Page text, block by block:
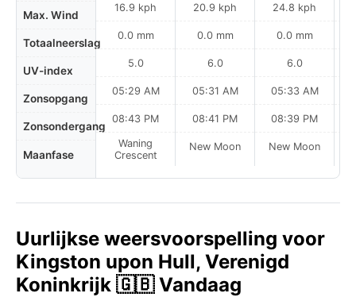
Max. Wind
Totaalneerslag
UV-index
Zonsopgang
Zonsondergang
Maanfase
16.9 kph
0.0 mm
5.0
05:29 AM
08:43 PM
Waning
Crescent
20.9 kph
0.0 mm
6.0
05:31 AM
08:41 PM
New Moon
24.8 kph
0.0 mm
6.0
05:33 AM
08:39 PM
New Moon
Uurlijkse weersvoorspelling voor
Kingston upon Hull, Verenigd
Koninkrijk 🇬🇧 Vandaag